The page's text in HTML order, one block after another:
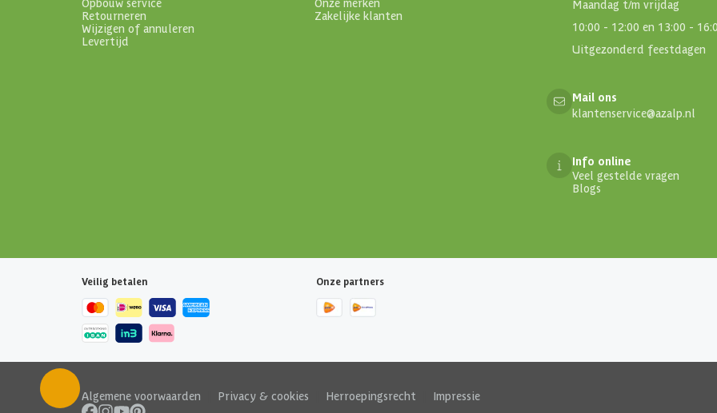
Retourneren
Wijzigen of annuleren
Levertijd
Zakelijke klanten
Maandag t/m vrijdag
10:00 - 12:00 en 13:00 -
Uitgezonderd feestdagen
Mail ons
klantenservice@azalp.nl
Info online
Veel gestelde vragen
Blogs
Veilig betalen Onze partners
Algemene voorwaarden Privacy & cookies Herroepingsrecht Impressie